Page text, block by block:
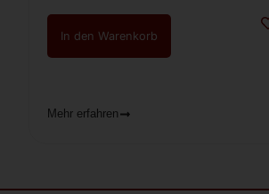
In den Warenkorb
Mehr erfahren